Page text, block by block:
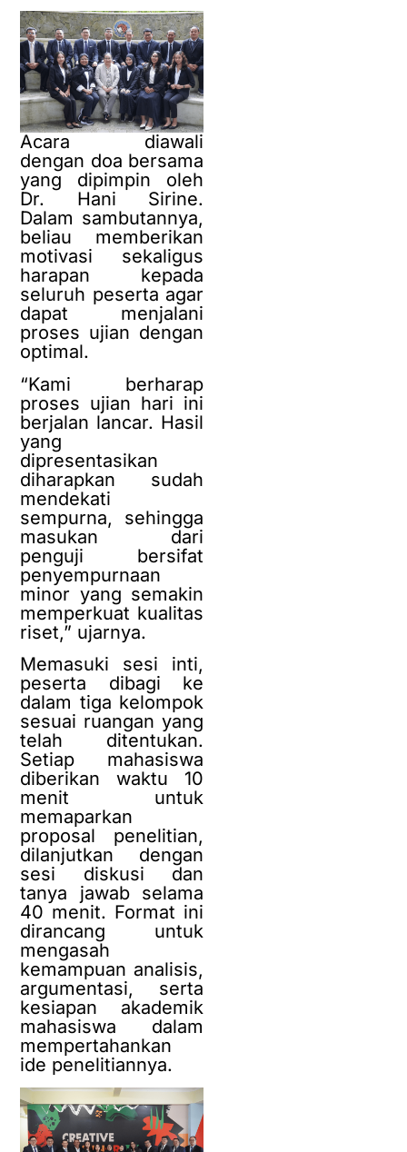
Acara diawali
dengan doa bersama
yang dipimpin oleh
Dr. Hani Sirine.
Dalam sambutannya,
beliau memberikan
motivasi sekaligus
harapan kepada
seluruh peserta agar
dapat menjalani
proses ujian dengan
optimal.
“Kami berharap
proses ujian hari ini
berjalan lancar. Hasil
yang
dipresentasikan
diharapkan sudah
mendekati
sempurna, sehingga
masukan dari
penguji bersifat
penyempurnaan
minor yang semakin
memperkuat kualitas
riset,” ujarnya.
Memasuki sesi inti,
peserta dibagi ke
dalam tiga kelompok
sesuai ruangan yang
telah ditentukan.
Setiap mahasiswa
diberikan waktu 10
menit untuk
memaparkan
proposal penelitian,
dilanjutkan dengan
sesi diskusi dan
tanya jawab selama
40 menit. Format ini
dirancang untuk
mengasah
kemampuan analisis,
argumentasi, serta
kesiapan akademik
mahasiswa dalam
mempertahankan
ide penelitiannya.